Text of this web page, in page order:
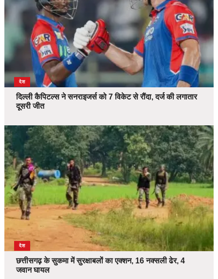
देश
दिल्ली कैपिटल्स ने सनराइजर्स को 7 विकेट से रौंदा, दर्ज की लगातार
दूसरी जीत
देश
छत्तीसगढ़ के सुकमा में सुरक्षाबलों का एक्शन, 16 नक्सली ढेर, 4
जवान घायल